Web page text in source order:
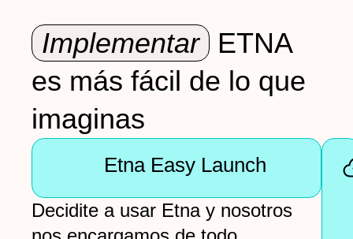
Implementar
ETNA
es más fácil de lo que
imaginas
Etna Easy Launch
Decidite a usar Etna y nosotros